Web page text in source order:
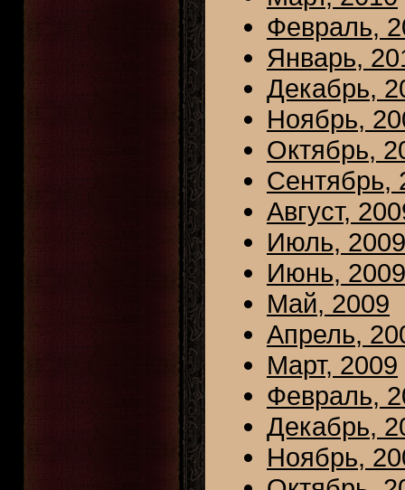
Февраль,
Январь,
Декабрь,
Ноябрь,
Октябрь,
Сентябрь,
Август,
Июль, 2009
Июнь, 2009
Май, 2009
Апрель,
Март, 2009
Февраль,
Декабрь,
Ноябрь,